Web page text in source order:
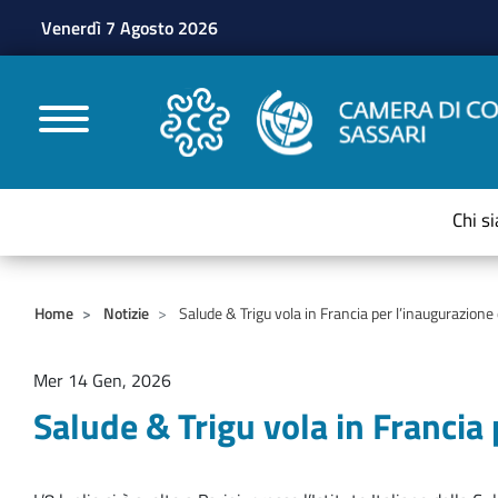
Venerdì 7 Agosto 2026
CAMERE DI
Chi
Home Notizie Salude & Trigu vola in Francia per
Mer 14 Gen, 2026
Salude & Trigu vola in